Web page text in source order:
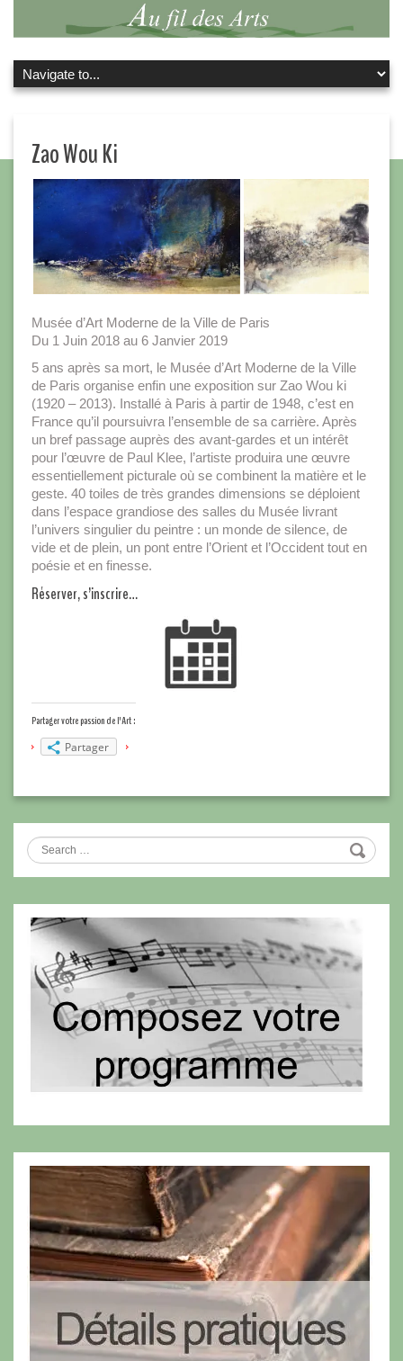
Zao Wou Ki
Musée d’Art Moderne de la Ville de Paris
Du 1 Juin 2018 au 6 Janvier 2019
5 ans après sa mort, le Musée d’Art Moderne de la Ville
de Paris organise enfin une exposition sur Zao Wou ki
(1920 – 2013). Installé à Paris à partir de 1948, c’est en
France qu’il poursuivra l’ensemble de sa carrière. Après
un bref passage auprès des avant-gardes et un intérêt
pour l’œuvre de Paul Klee, l’artiste produira une œuvre
essentiellement picturale où se combinent la matière et le
geste. 40 toiles de très grandes dimensions se déploient
dans l’espace grandiose des salles du Musée livrant
l’univers singulier du peintre : un monde de silence, de
vide et de plein, un pont entre l’Orient et l’Occident tout en
poésie et en finesse.
Réserver, s’inscrire…
Partager votre passion de l'Art :
Partager
Search